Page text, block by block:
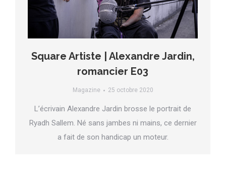
Square Artiste | Alexandre Jardin,
romancier E03
Magazine 25 octobre 2020
L’écrivain Alexandre Jardin brosse le portrait de
Ryadh Sallem. Né sans jambes ni mains, ce dernier
a fait de son handicap un moteur.